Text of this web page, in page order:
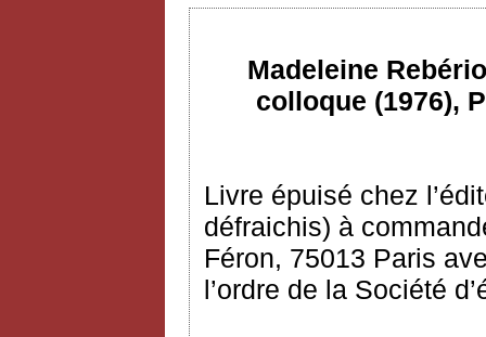
Madeleine
colloque (1976),
Livre épuisé chez
défraichis) à
Féron, 75013 Paris
l’ordre de la Société